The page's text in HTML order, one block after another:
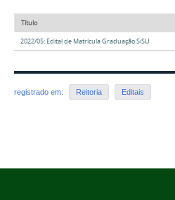
Título
2022/05: Edital de Matrícula Graduação SiSU
registrado em: Reitoria Editais